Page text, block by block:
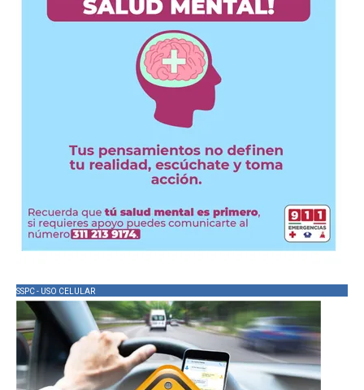
SSPC - USO CELULAR